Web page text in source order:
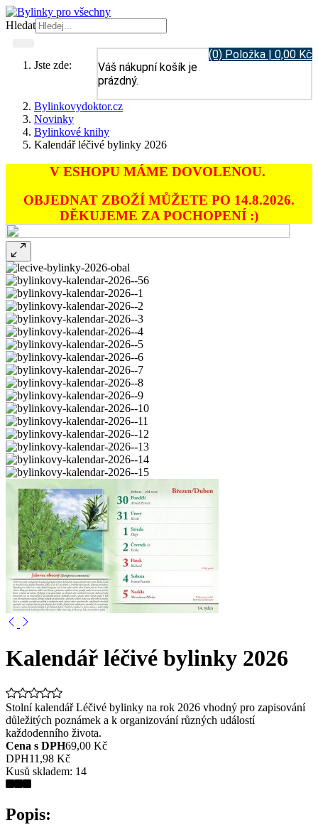
Hledat
(0) Položka | 0,00 Kč
Váš nákupní košík je
prázdný.
Jste zde:
Bylinkovydoktor.cz
Novinky
Bylinkové knihy
Kalendář léčivé bylinky 2026
V ESHOPU MÁME DOVOLENOU.
OBJEDNAT ZBOŽÍ MŮŽETE PO 14.8.2026.
DĚKUJEME ZA POCHOPENÍ :)
Kalendář léčivé bylinky 2026
Stolní kalendář Léčivé bylinky na rok 2026 vhodný pro zapisování
důležitých poznámek a k organizování různých událostí
každodenního života.
Cena s DPH69,00 Kč
DPH11,98 Kč
Kusů skladem: 14
Popis: